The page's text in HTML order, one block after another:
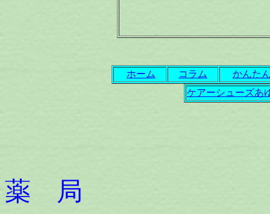
ホーム コラム
かんた
ケアーシューズあ
薬 局